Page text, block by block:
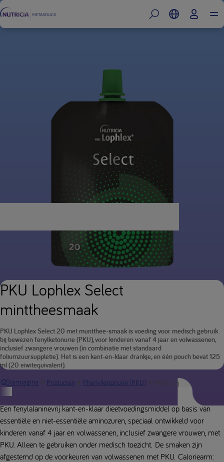
PKU Lophlex Select
minttheesmaak
PKU Lophlex Select 20 met muntthee-smaak is voeding voor medisch gebruik
bij bewezen fenylketonurie (PKU), voor kinderen vanaf 4 jaar en volwassenen,
inclusief zwangere vrouwen (in combinatie met standaard
foliumzuursuppletie). Het is een kant-en-klaar drankje, en één pouch bevat 125
ml (20 eiwitequivalent).
Startpagina
Producten Phenylketonurie (PKU) PKU Lophlex Select
Productbeschrijving
Een fenylalaninevrij kant-en-klaar dieetvoedingsmiddel op basis van
essentiële en niet-essentiële aminozuren, speciaal ontwikkeld voor
kinderen vanaf 4 jaar en volwassenen, inclusief zwangere vrouwen, met
PKU. Alleen te gebruiken onder medisch toezicht. De smaken zijn
afgestemd op de voorkeuren van volwassenen met PKU. Caloriearm: